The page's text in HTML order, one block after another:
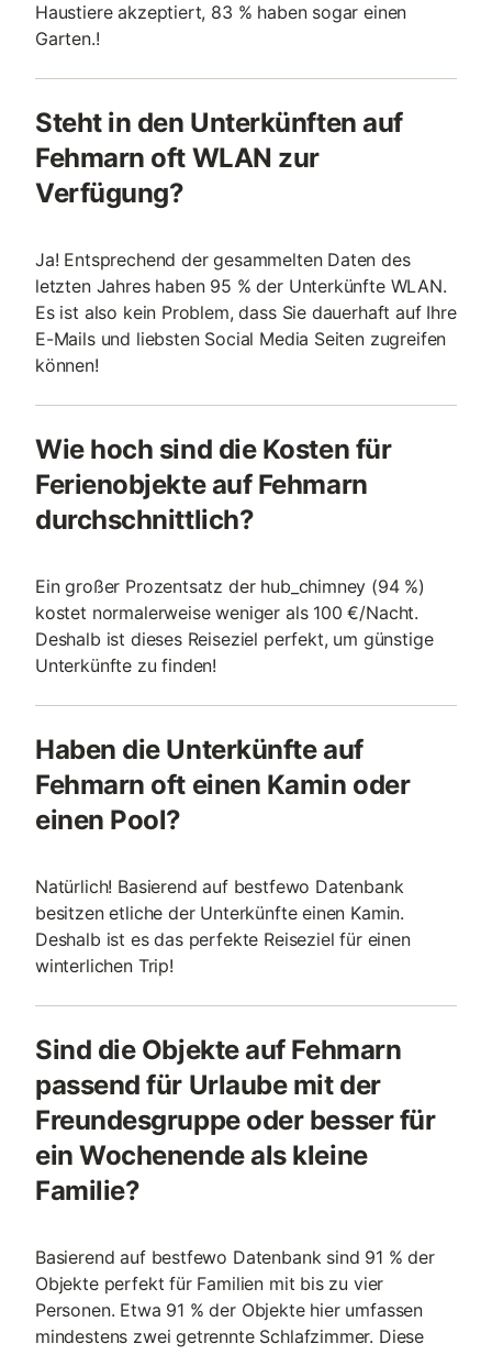
Haustiere akzeptiert, 83 % haben sogar einen
Garten.!
Steht in den Unterkünften auf
Fehmarn oft WLAN zur
Verfügung?
Ja! Entsprechend der gesammelten Daten des
letzten Jahres haben 95 % der Unterkünfte WLAN.
Es ist also kein Problem, dass Sie dauerhaft auf Ihre
E-Mails und liebsten Social Media Seiten zugreifen
können!
Wie hoch sind die Kosten für
Ferienobjekte auf Fehmarn
durchschnittlich?
Ein großer Prozentsatz der hub_chimney (94 %)
kostet normalerweise weniger als 100 €/Nacht.
Deshalb ist dieses Reiseziel perfekt, um günstige
Unterkünfte zu finden!
Haben die Unterkünfte auf
Fehmarn oft einen Kamin oder
einen Pool?
Natürlich! Basierend auf bestfewo Datenbank
besitzen etliche der Unterkünfte einen Kamin.
Deshalb ist es das perfekte Reiseziel für einen
winterlichen Trip!
Sind die Objekte auf Fehmarn
passend für Urlaube mit der
Freundesgruppe oder besser für
ein Wochenende als kleine
Familie?
Basierend auf bestfewo Datenbank sind 91 % der
Objekte perfekt für Familien mit bis zu vier
Personen. Etwa 91 % der Objekte hier umfassen
mindestens zwei getrennte Schlafzimmer. Diese